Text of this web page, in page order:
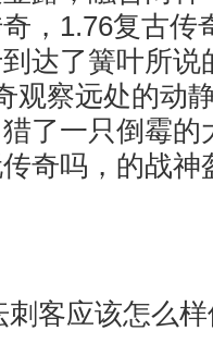
，1.76复古传
达了簧叶所说
观察远处的动
了一只倒霉的
奇吗，的战神
刺客应该怎么